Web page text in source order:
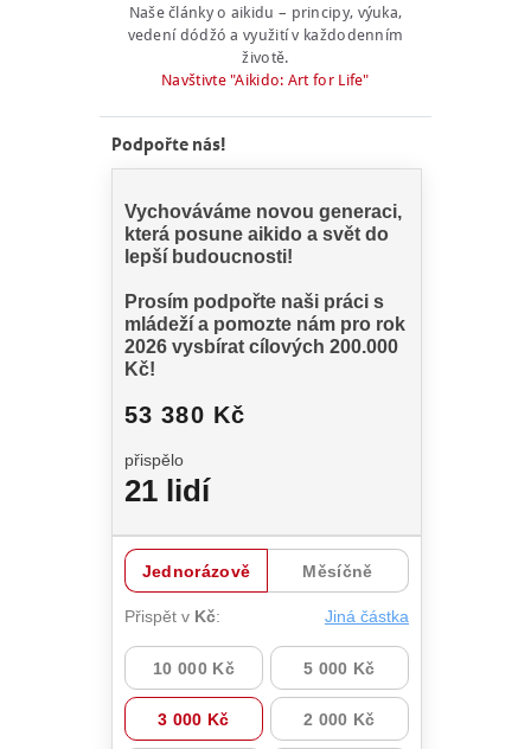
Naše články o aikidu – principy, výuka,
vedení dódžó a využití v každodenním
životě.
Navštivte "Aikido: Art for Life"
Podpořte nás!